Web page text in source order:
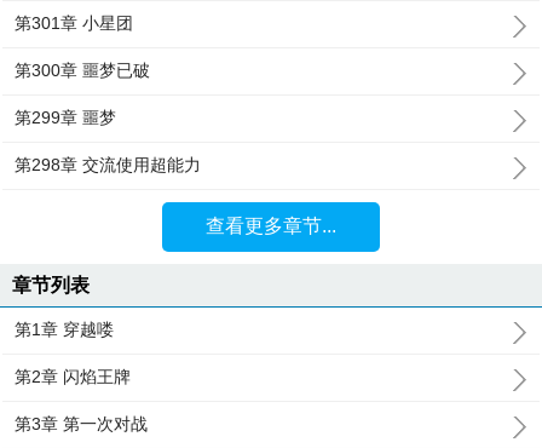
第301章 小星团
第300章 噩梦已破
第299章 噩梦
第298章 交流使用超能力
查看更多章节...
章节列表
第1章 穿越喽
第2章 闪焰王牌
第3章 第一次对战